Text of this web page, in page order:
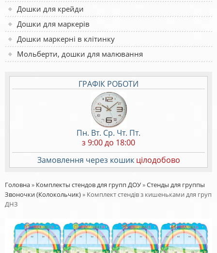
Дошки для крейди
Дошки для маркерів
Дошки маркерні в клітинку
Мольберти, дошки для малювання
ГРАФІК РОБОТИ
Пн. Вт. Ср. Чт. Пт.
з 9:00 до 18:00
Замовлення через кошик цілодобово
Головна» Комплекты стендов для групп ДОУ»Стенды для группы
Звоночки (Колокольчик)» Комплект стендів з кишеньками для груп
ДНЗ